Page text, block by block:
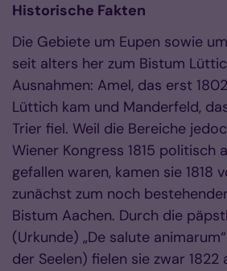
Historische Fakten
Die Gebiete um Eupen sowie
seit alters her zum Bistum
Ausnahmen: Amel, das erst
Lüttich kam und Manderfeld,
Trier fiel. Weil die Bereiche
Wiener Kongress 1815 politisch
gefallen waren, kamen sie 1818
zunächst zum noch
Bistum Aachen. Durch die
(Urkunde) „De salute
der Seelen) fielen sie zwar 1822